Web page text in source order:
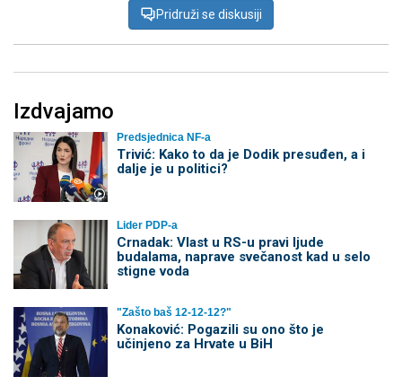
Pridruži se diskusiji
Izdvajamo
Predsjednica NF-a
Trivić: Kako to da je Dodik presuđen, a i
dalje je u politici?
Lider PDP-a
Crnadak: Vlast u RS-u pravi ljude
budalama, naprave svečanost kad u selo
stigne voda
"Zašto baš 12-12-12?"
Konaković: Pogazili su ono što je
učinjeno za Hrvate u BiH